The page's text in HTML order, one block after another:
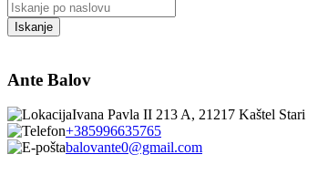
Ante Balov
Ivana Pavla II 213 A, 21217 Kaštel Stari
+385996635765
balovante0@gmail.com